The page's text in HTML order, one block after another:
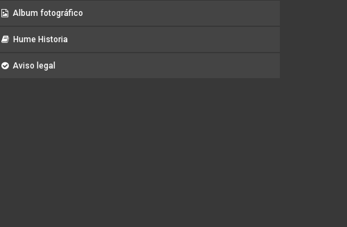
Album fotográfico
Hume Historia
Aviso legal